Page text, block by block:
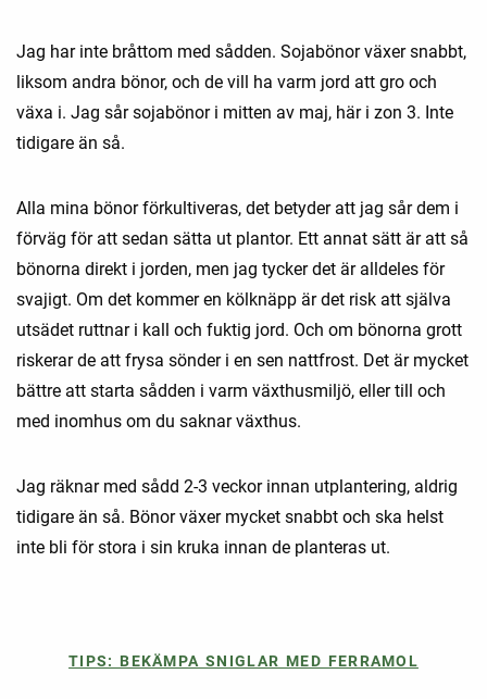
Jag har inte bråttom med sådden. Sojabönor växer snabbt,
liksom andra bönor, och de vill ha varm jord att gro och
växa i. Jag sår sojabönor i mitten av maj, här i zon 3. Inte
tidigare än så.
Alla mina bönor förkultiveras, det betyder att jag sår dem i
förväg för att sedan sätta ut plantor. Ett annat sätt är att så
bönorna direkt i jorden, men jag tycker det är alldeles för
svajigt. Om det kommer en kölknäpp är det risk att själva
utsädet ruttnar i kall och fuktig jord. Och om bönorna grott
riskerar de att frysa sönder i en sen nattfrost. Det är mycket
bättre att starta sådden i varm växthusmiljö, eller till och
med inomhus om du saknar växthus.
Jag räknar med sådd 2-3 veckor innan utplantering, aldrig
tidigare än så. Bönor växer mycket snabbt och ska helst
inte bli för stora i sin kruka innan de planteras ut.
TIPS: BEKÄMPA SNIGLAR MED FERRAMOL